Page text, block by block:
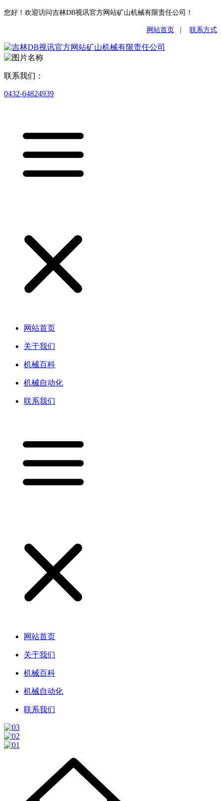
您好！欢迎访问吉林DB视讯官方网站矿山机械有限责任公司！
网站首页 联系方式
联系我们：
0432-64824939
网站首页
关于我们
机械百科
机械自动化
联系我们
网站首页
关于我们
机械百科
机械自动化
联系我们